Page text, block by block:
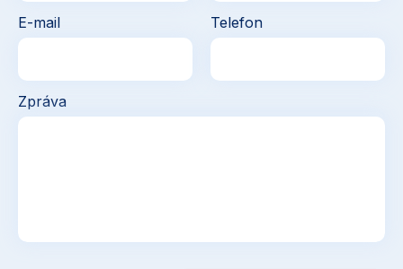
E-mail Telefon
Zpráva